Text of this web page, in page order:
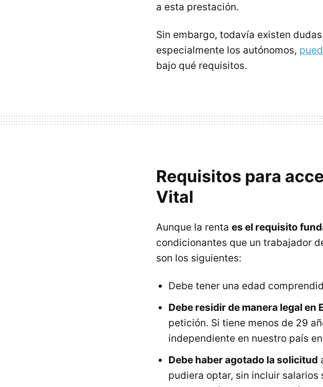
a esta prestación.
Sin embargo, todavía existen
especialmente los autónomos,
bajo qué requisitos.
Requisitos para
Vital
Aunque la renta es el requisito
condicionantes que un trabajador
son los siguientes:
Debe tener una edad
Debe residir de manera legal en
petición. Si tiene menos de 29
independiente en nuestro país
Debe haber agotado la solicitud
pudiera optar, sin incluir